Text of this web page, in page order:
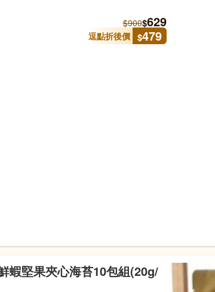
$900$629
逗點折後價 $479
蝦堅果夾心海苔10包組(20g/